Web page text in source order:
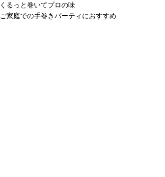
くるっと巻いてプロの味
ご家庭での手巻きパーティにおすすめ